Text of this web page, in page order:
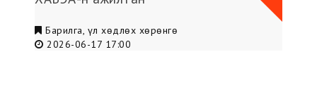
Барилга, үл хөдлөх хөрөнгө
2026-06-17 17:00